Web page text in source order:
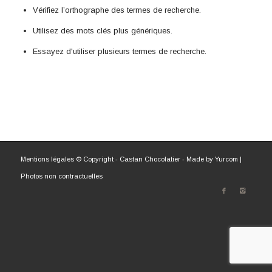
Vérifiez l’orthographe des termes de recherche.
Utilisez des mots clés plus génériques.
Essayez d'utiliser plusieurs termes de recherche.
Mentions légales© Copyright - Castan Chocolatier - Made by Yurcom |
Photos non contractuelles